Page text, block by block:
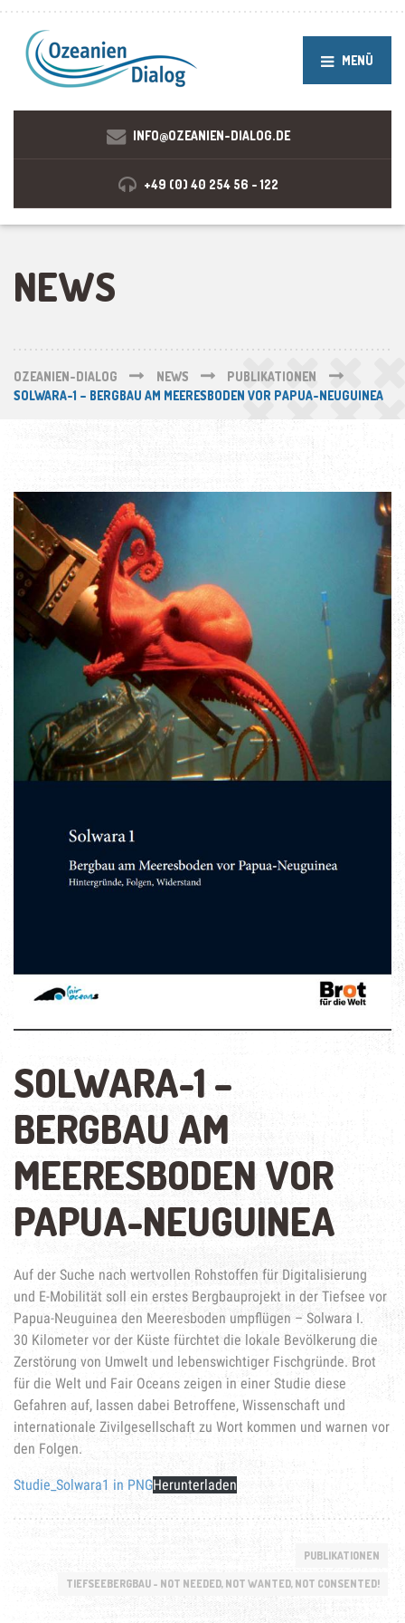
MENÜ
INFO@OZEANIEN-DIALOG.DE
+49 (0) 40 254 56 - 122
NEWS
OZEANIEN-DIALOG NEWS
PUBLIKATIONEN
SOLWARA-1 – BERGBAU AM MEERESBODEN VOR PAPUA-NEUGUINEA
SOLWARA-1 –
BERGBAU AM
MEERESBODEN VOR
PAPUA-NEUGUINEA
Auf der Suche nach wertvollen Rohstoffen für Digitalisierung
und E-Mobilität soll ein erstes Bergbauprojekt in der Tiefsee vor
Papua-Neuguinea den Meeresboden umpflügen – Solwara I.
30 Kilometer vor der Küste fürchtet die lokale Bevölkerung die
Zerstörung von Umwelt und lebenswichtiger Fischgründe. Brot
für die Welt und Fair Oceans zeigen in einer Studie diese
Gefahren auf, lassen dabei Betroffene, Wissenschaft und
internationale Zivilgesellschaft zu Wort kommen und warnen vor
den Folgen.
Studie_Solwara1 in PNGHerunterladen
PUBLIKATIONEN
TIEFSEEBERGBAU - NOT NEEDED, NOT WANTED, NOT CONSENTED!